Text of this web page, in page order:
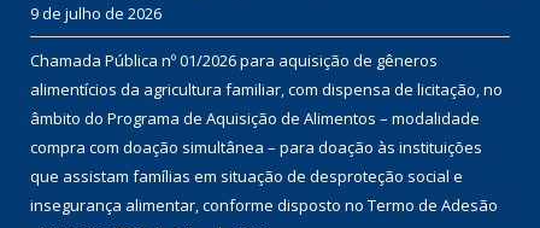
9 de julho de 2026
Chamada Pública nº 01/2026 para aquisição de gêneros
alimentícios da agricultura familiar, com dispensa de licitação, no
âmbito do Programa de Aquisição de Alimentos – modalidade
compra com doação simultânea – para doação às instituições
que assistam famílias em situação de desproteção social e
insegurança alimentar, conforme disposto no Termo de Adesão